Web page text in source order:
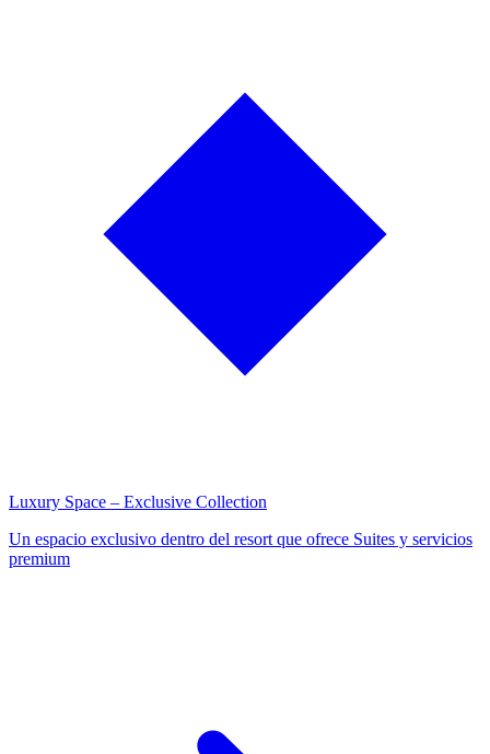
Luxury Space – Exclusive Collection
Un espacio exclusivo dentro del resort que ofrece Suites y servicios
premium